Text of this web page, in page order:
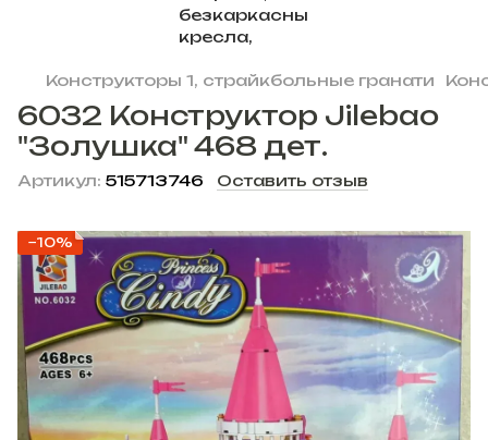
Конструкторы 1, страйкбольные гранати
6032 Конструктор Jilebao
"Золушка" 468 дет.
Артикул: 515713746 Оставить отзыв
−10%